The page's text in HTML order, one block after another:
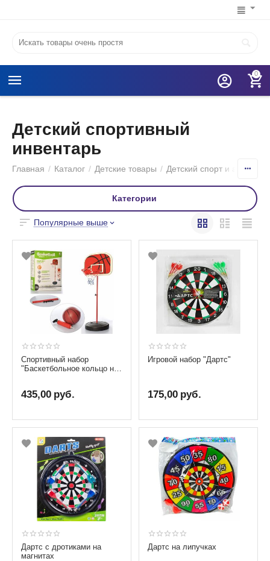
0
Детский спортивный
инвентарь
Главная / Каталог / Детские товары / Детский спорт и
Категории
Популярные выше
Спортивный набор
"Баскетбольное кольцо на
435,00 руб.
Игровой набор "Дартс"
175,00 руб.
Дартс с дротиками на
магнитах
Дартс на липучках